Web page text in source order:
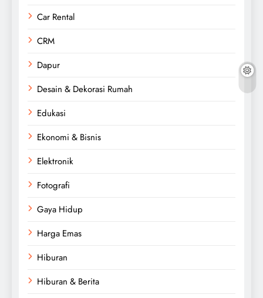
Car Rental
CRM
Dapur
Desain & Dekorasi Rumah
Edukasi
Ekonomi & Bisnis
Elektronik
Fotografi
Gaya Hidup
Harga Emas
Hiburan
Hiburan & Berita